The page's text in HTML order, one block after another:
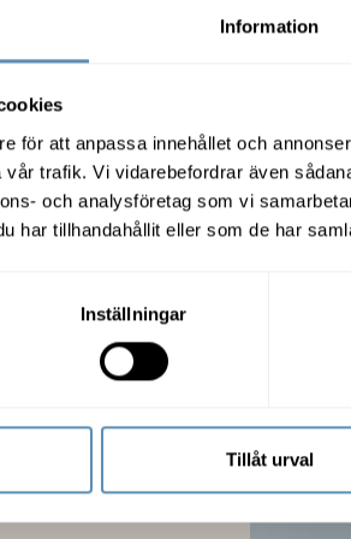
Information
för att anpassa innehållet och
trafik. Vi vidarebefordrar även
och analysföretag som vi
har tillhandahållit eller som de har
Inställningar
Tillåt urval
jobbresor
av nio pilotföretag
Målet är att i
som kan vara ett
reser kollektivt och
rörelse.